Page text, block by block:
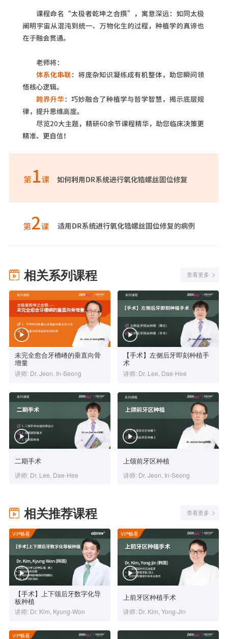
相关系列课程 查看更多
未完全愈合牙槽嵴的垂直向骨
增量
讲师: Dr. Jeon, In-Seong
【手术】左侧后牙即刻种植手
术
讲师: Dr. Lee, Dae-Hee
二期手术
讲师: Dr. Lee, Dae-Hee
上颌前牙区种植
讲师: Dr. Jeon, In-Seong
相关推荐课程 查看更多
VIP畅看
【手术】上下颌后牙数字化导
板种植
讲师: Dr. Kim, Kyung-Won
VIP畅看
上前牙区种植手术
讲师: Dr. Kim, Yong-Jin
VIP畅看